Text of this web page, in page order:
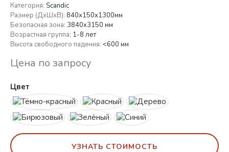
Категория: Scandic
Размер (ДхШхВ): 840х150х1300мм
Безопасная зона: 3840x3150 мм
Возрастная группа: 1-8 лет
Высота свободного падения: <600 мм
Цена по запросу
Цвет
УЗНАТЬ СТОИМОСТЬ